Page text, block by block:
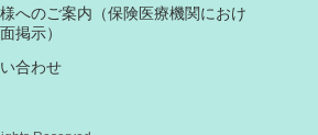
へのご案内（保険医療機関におけ
掲示）
合わせ